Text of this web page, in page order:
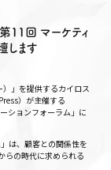
11回 マーケティ
します
」を提供するカイロス
）が主催する
ションフォーラム」に
は、顧客との関係性を
らの時代に求められる